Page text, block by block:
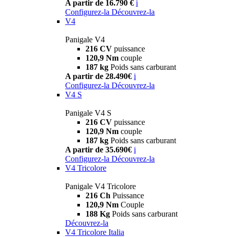
A partir de 16.790 € i
Configurez-la Découvrez-la
V4
Panigale V4
216 CV puissance
120,9 Nm couple
187 kg Poids sans carburant
A partir de 28.490€ i
Configurez-la Découvrez-la
V4 S
Panigale V4 S
216 CV puissance
120,9 Nm couple
187 kg Poids sans carburant
A partir de 35.690€ i
Configurez-la Découvrez-la
V4 Tricolore
Panigale V4 Tricolore
216 Ch Puissance
120,9 Nm Couple
188 Kg Poids sans carburant
Découvrez-la
V4 Tricolore Italia